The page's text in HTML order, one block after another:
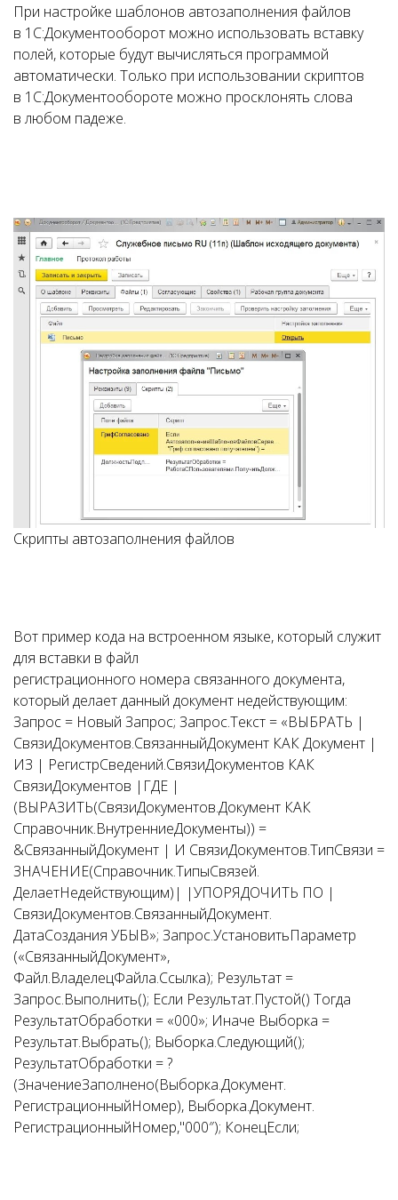
При настройке шаблонов автозаполнения файлов
в 1С:Документооборот можно использовать вставку
полей, которые будут вычисляться программой
автоматически. Только при использовании скриптов
в 1С:Документообороте можно просклонять слова
в любом падеже.
Скрипты автозаполнения файлов
Вот пример кода на встроенном языке, который служит
для вставки в файл
регистрационного номера связанного документа,
который делает данный документ недействующим:
Запрос = Новый Запрос; Запрос.Текст = «ВЫБРАТЬ |
СвязиДокументов.СвязанныйДокумент КАК Документ |
ИЗ | РегистрСведений.СвязиДокументов КАК
СвязиДокументов |ГДЕ |
(ВЫРАЗИТЬ(СвязиДокументов.Документ КАК
Справочник.ВнутренниеДокументы)) =
&СвязанныйДокумент | И СвязиДокументов.ТипСвязи =
ЗНАЧЕНИЕ(Справочник.ТипыСвязей.
ДелаетНедействующим) | |УПОРЯДОЧИТЬ ПО |
СвязиДокументов.СвязанныйДокумент.
ДатаСоздания УБЫВ»; Запрос.УстановитьПараметр
(«СвязанныйДокумент»,
Файл.ВладелецФайла.Ссылка); Результат =
Запрос.Выполнить(); Если Результат.Пустой() Тогда
РезультатОбработки = «000»; Иначе Выборка =
Результат.Выбрать(); Выборка.Следующий();
РезультатОбработки =?
(ЗначениеЗаполнено(Выборка.Документ.
РегистрационныйНомер), Выборка.Документ.
РегистрационныйНомер,"000″); КонецЕсли;